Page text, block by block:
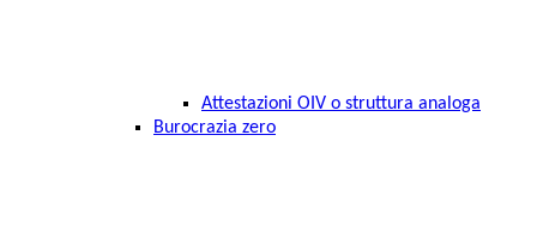
Attestazioni OIV o struttura analoga
Burocrazia zero